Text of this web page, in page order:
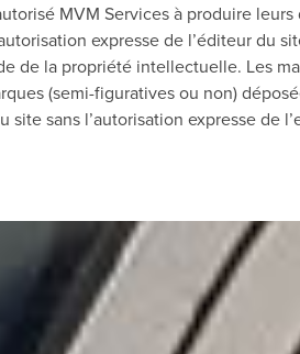
MVM Services à produire leurs
expresse de l’éditeur du
de la propriété intellectuelle. Les
(semi-figuratives ou non)
sans l’autorisation expresse de